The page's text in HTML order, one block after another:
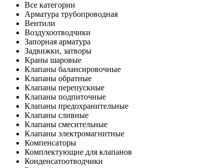
Все категории
Арматура трубопроводная
Вентили
Воздухоотводчики
Запорная арматура
Задвижки, затворы
Краны шаровые
Клапаны балансировочные
Клапаны обратные
Клапаны перепускные
Клапаны подпиточные
Клапаны предохранительные
Клапаны сливные
Клапаны смесительные
Клапаны электромагнитные
Компенсаторы
Комплектующие для клапанов
Конденсатоотводчики